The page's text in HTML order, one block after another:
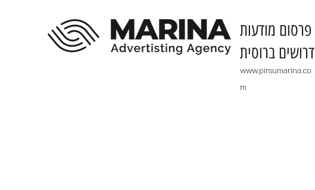
​פרסום מודעות
דרושים ברוסית
www.pirsumarina.co
m